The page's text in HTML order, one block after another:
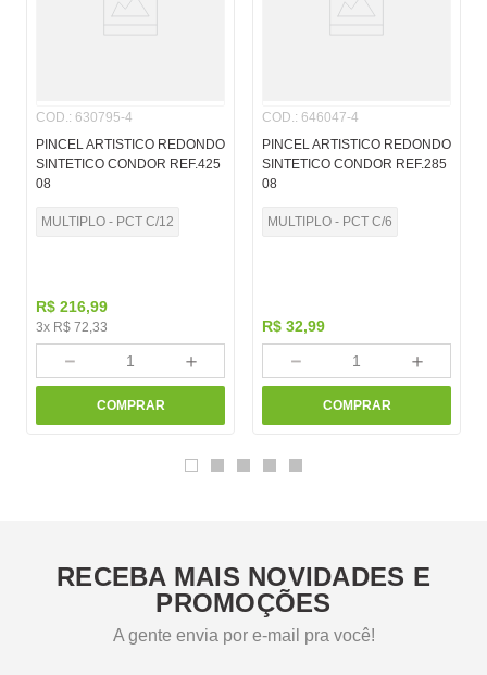
COD.: 630795-4
PINCEL ARTISTICO REDONDO
SINTETICO CONDOR REF.425
08
MULTIPLO - PCT C/12
R$ 216,99
3x R$ 72,33
＋
－
COMPRAR
COD.: 646047-4
PINCEL ARTISTICO REDONDO
SINTETICO CONDOR REF.285
08
MULTIPLO - PCT C/6
R$ 32,99
＋
－
COMPRAR
RECEBA MAIS NOVIDADES E
PROMOÇÕES
A gente envia por e-mail pra você!